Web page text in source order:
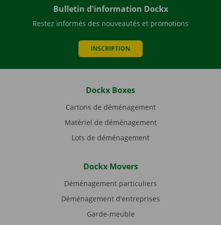
Bulletin d'information Dockx
Restez informés des nouveautés et promotions
INSCRIPTION
Dockx Boxes
Cartons de déménagement
Matériel de déménagement
Lots de déménagement
Dockx Movers
Déménagement particuliers
Déménagement d'entreprises
Garde-meuble